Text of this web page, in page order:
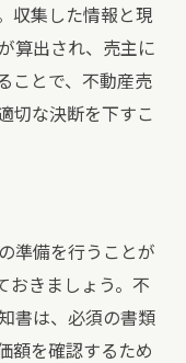
収集した情報と現
算出され、売主に
ことで、不動産売
切な決断を下すこ
準備を行うことが
おきましょう。不
書は、必須の書類
額を確認するため